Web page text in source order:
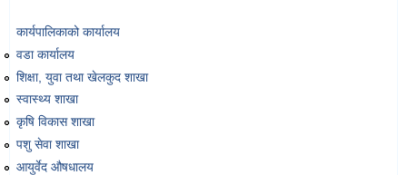
कार्यपालिकाको कार्यालय
वडा कार्यालय
शिक्षा, युवा तथा खेलकुद शाखा
स्वास्थ्य शाखा
कृषि विकास शाखा
पशु सेवा शाखा
आयुर्वेद औषधालय